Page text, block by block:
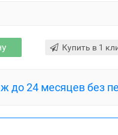
Купить в 1
до 24 месяцев без